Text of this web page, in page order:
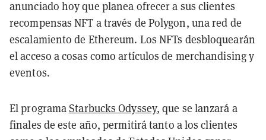
anunciado hoy que planea ofrecer a sus clientes
recompensas NFT a través de Polygon, una red de
escalamiento de Ethereum. Los NFTs desbloquearán
el acceso a cosas como artículos de merchandising y
eventos.
El programaStarbucks Odyssey, que se lanzará a
finales de este año, permitirá tanto a los clientes